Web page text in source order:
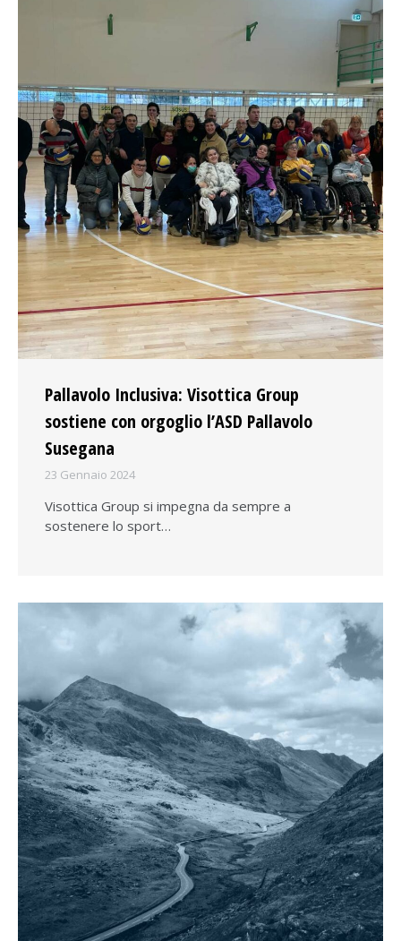
Pallavolo Inclusiva: Visottica Group
sostiene con orgoglio l’ASD Pallavolo
Susegana
23 Gennaio 2024
Visottica Group si impegna da sempre a
sostenere lo sport…